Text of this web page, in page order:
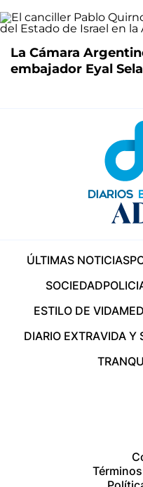
La Cámara
embajador Eyal Sela
ÚLTIMAS NOTICIAS
SOCIEDAD
ESTILO DE VIDA
DIARIO EXTRAVIDA Y